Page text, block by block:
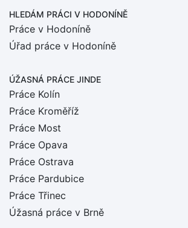
HLEDÁM PRÁCI V HODONÍNĚ
Práce v Hodoníně
Úřad práce v Hodoníně
ÚŽASNÁ PRÁCE JINDE
Práce Kolín
Práce Kroměříž
Práce Most
Práce Opava
Práce Ostrava
Práce Pardubice
Práce Třinec
Úžasná práce v Brně